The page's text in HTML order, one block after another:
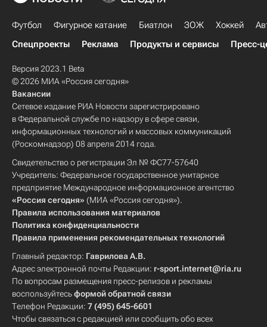
Футбол Фигурное катание Биатлон ЗОЖ Хоккей
Спецпроекты
Реклама Продукты и сервисы Пресс-
Версия 2023.1 Beta
© 2026 МИА «Россия сегодня»
Вакансии
Сетевое издание РИА Новости зарегистрировано
в Федеральной службе по надзору в сфере связи,
информационных технологий и массовых коммуникаций
(Роскомнадзор) 08 апреля 2014 года.
Свидетельство о регистрации Эл № ФС77-57640
Учредитель: Федеральное государственное унитарное
предприятие Международное информационное агентство
«Россия сегодня» (МИА «Россия сегодня»).
Правила использования материалов
Политика конфиденциальности
Правила применения рекомендательных технологий
Главный редактор: Гаврилова А.В.
Адрес электронной почты Редакции: r-sport.internet@ria.ru
По вопросам размещения пресс-релизов и рекламы
воспользуйтесьформой обратной связи
Телефон Редакции: 7 (495) 645-6601
Чтобы связаться с редакцией или сообщить обо всех